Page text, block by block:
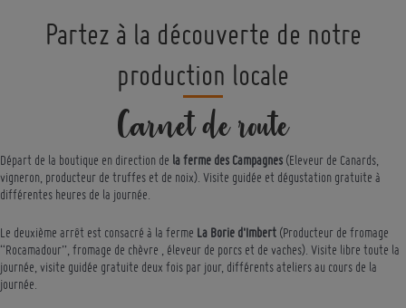
Partez à la découverte de notre
production locale
Carnet de route
Départ de la boutique en direction de la ferme des Campagnes (Eleveur de Canards,
vigneron, producteur de truffes et de noix). Visite guidée et dégustation gratuite à
différentes heures de la journée.
Le deuxième arrêt est consacré à la ferme La Borie d'Imbert (Producteur de fromage
“Rocamadour”, fromage de chèvre , éleveur de porcs et de vaches). Visite libre toute la
journée, visite guidée gratuite deux fois par jour, différents ateliers au cours de la
journée.